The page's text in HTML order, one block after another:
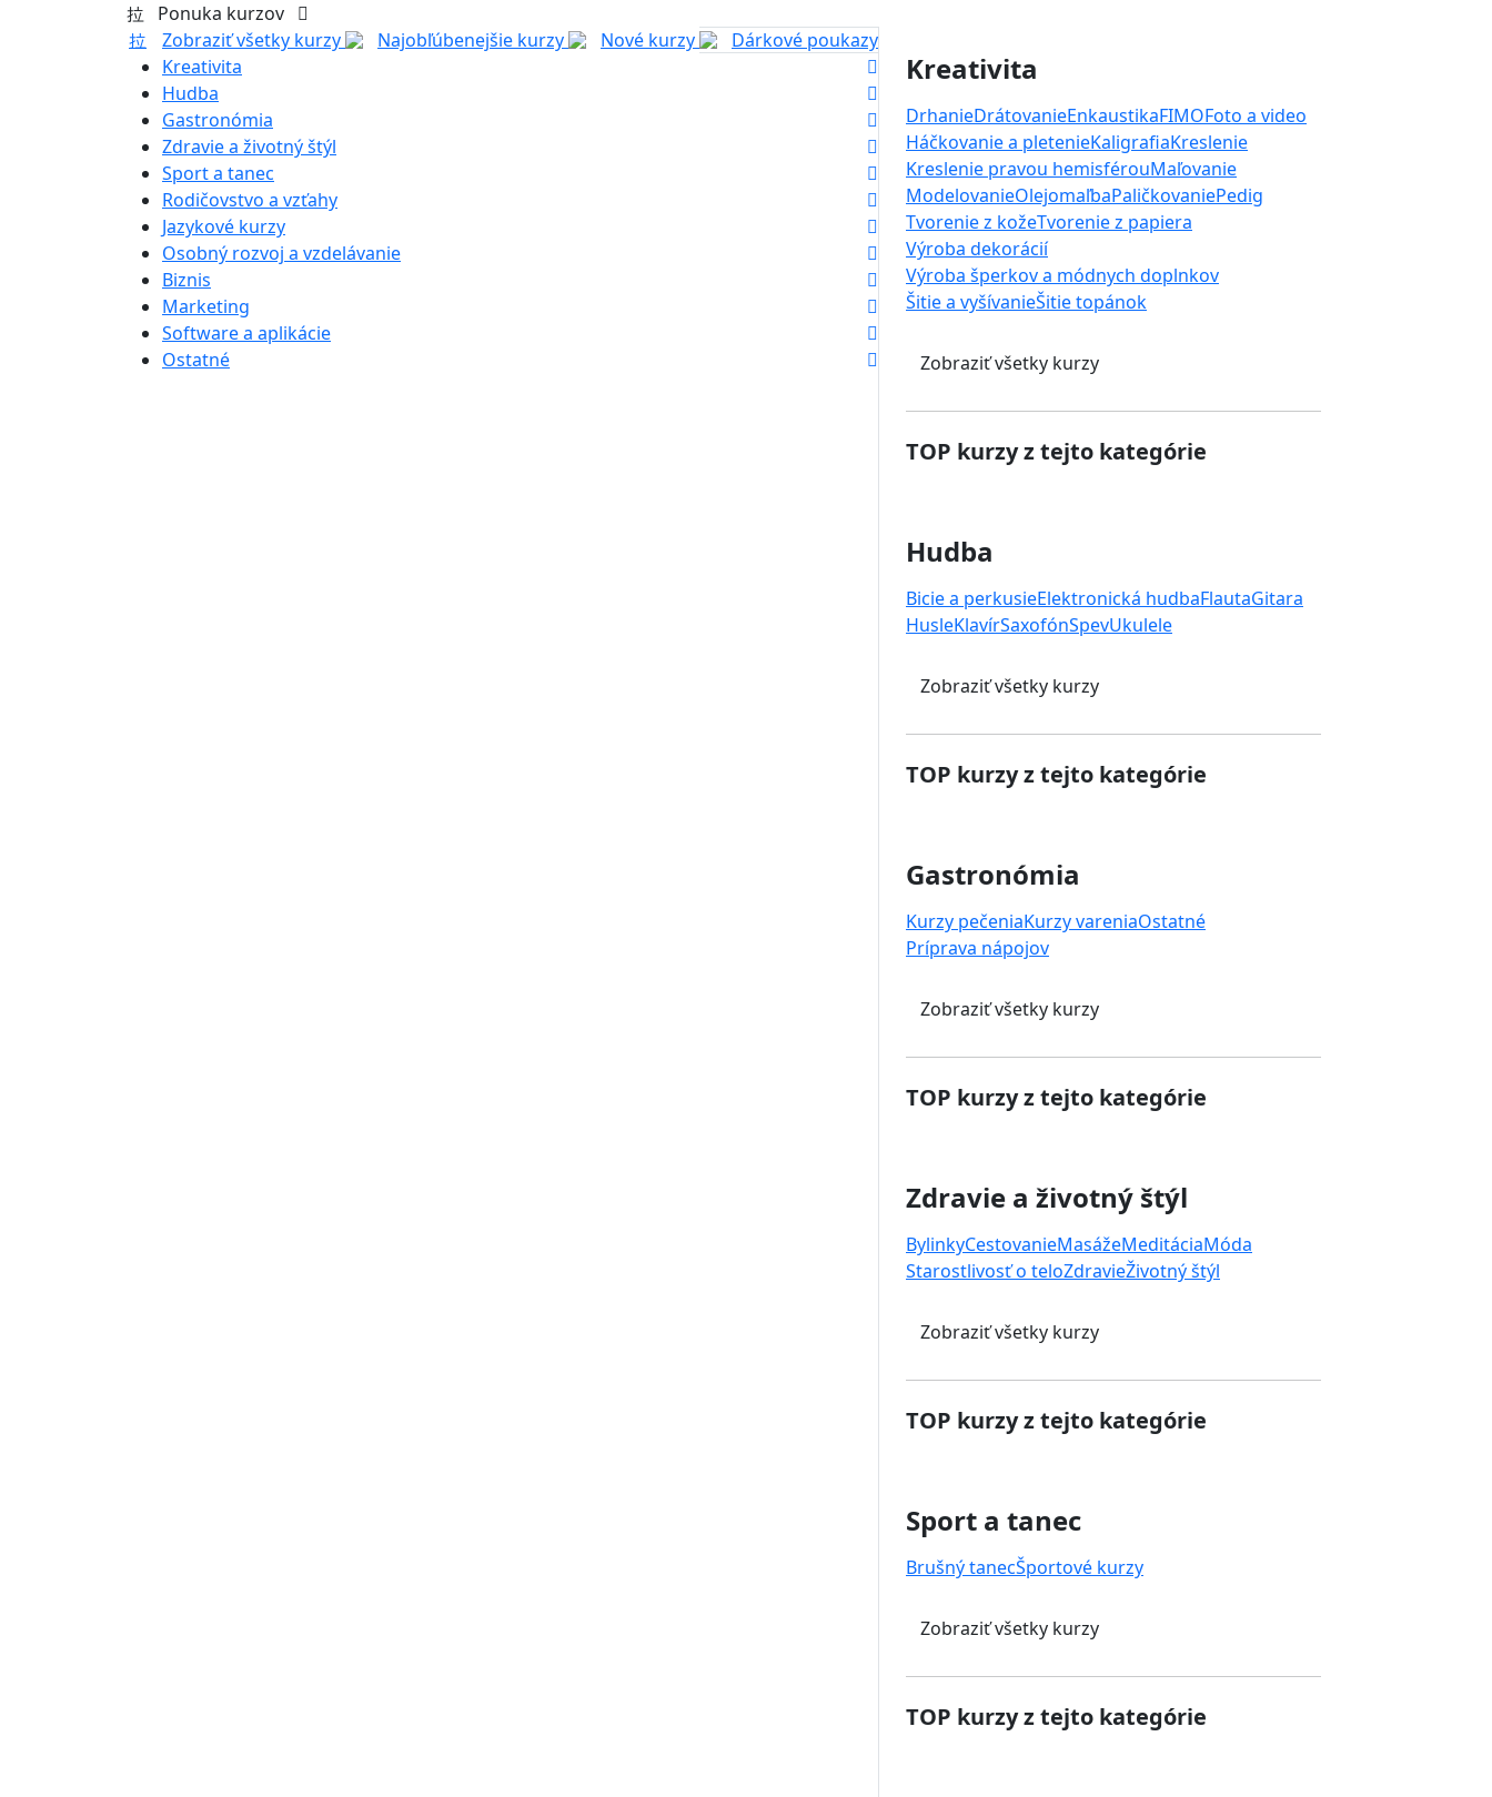
Ponuka kurzov
Zobraziť všetky kurzy
Najobľúbenejšie kurzy Nové kurzy
Dárkové poukazy
Kreativita
Hudba
Gastronómia
Zdravie a životný štýl
Sport a tanec
Rodičovstvo a vzťahy
Jazykové kurzy
Osobný rozvoj a vzdelávanie
Biznis
Marketing
Software a aplikácie
Ostatné
Kreativita
DrhanieDrátovanieEnkaustikaFIMOFoto a video
Háčkovanie a pletenieKaligrafiaKreslenie
Kreslenie pravou hemisférouMaľovanie
ModelovanieOlejomaľbaPaličkovaniePedig
Tvorenie z kožeTvorenie z papiera
Výroba dekorácií
Výroba šperkov a módnych doplnkov
Šitie a vyšívanieŠitie topánok
Zobraziť všetky kurzy
TOP kurzy z tejto kategórie
Hudba
Bicie a perkusieElektronická hudbaFlautaGitara
HusleKlavírSaxofónSpevUkulele
Zobraziť všetky kurzy
TOP kurzy z tejto kategórie
Gastronómia
Kurzy pečeniaKurzy vareniaOstatné
Príprava nápojov
Zobraziť všetky kurzy
TOP kurzy z tejto kategórie
Zdravie a životný štýl
BylinkyCestovanieMasážeMeditáciaMóda
Starostlivosť o teloZdravieŽivotný štýl
Zobraziť všetky kurzy
TOP kurzy z tejto kategórie
Sport a tanec
Brušný tanecŠportové kurzy
Zobraziť všetky kurzy
TOP kurzy z tejto kategórie